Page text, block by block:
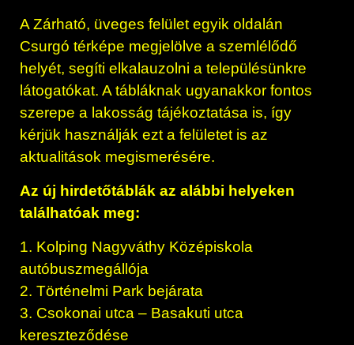
A Zárható, üveges felület egyik oldalán
Csurgó térképe megjelölve a szemlélődő
helyét, segíti elkalauzolni a településünkre
látogatókat. A tábláknak ugyanakkor fontos
szerepe a lakosság tájékoztatása is, így
kérjük használják ezt a felületet is az
aktualitások megismerésére.
Az új hirdetőtáblák az alábbi helyeken
találhatóak meg:
1. Kolping Nagyváthy Középiskola
autóbuszmegállója
2. Történelmi Park bejárata
3. Csokonai utca – Basakuti utca
kereszteződése